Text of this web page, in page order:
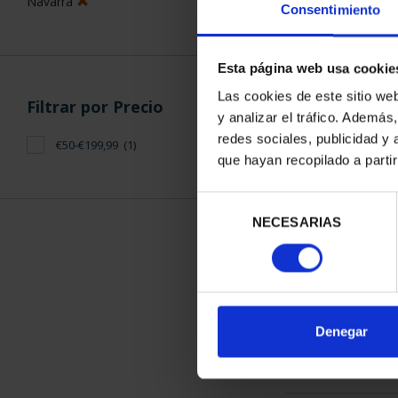
Consentimiento
Esta página web usa
Las cookies de este sitio
y analizar el tráfico.
redes sociales, publicidad y
que hayan recopilado a
consentimiento
NECESARIAS
Denegar
Filtrar por Precio
€50-€199,99 (1)
CAPITALES
ORDENAR POR: